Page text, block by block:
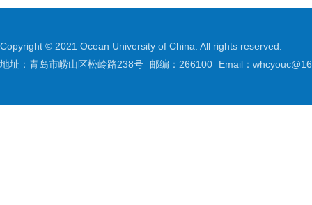
Copyright © 2021 Ocean University of China. All rights reserved.
地址：青岛市崂山区松岭路238号
邮编：266100 Email：